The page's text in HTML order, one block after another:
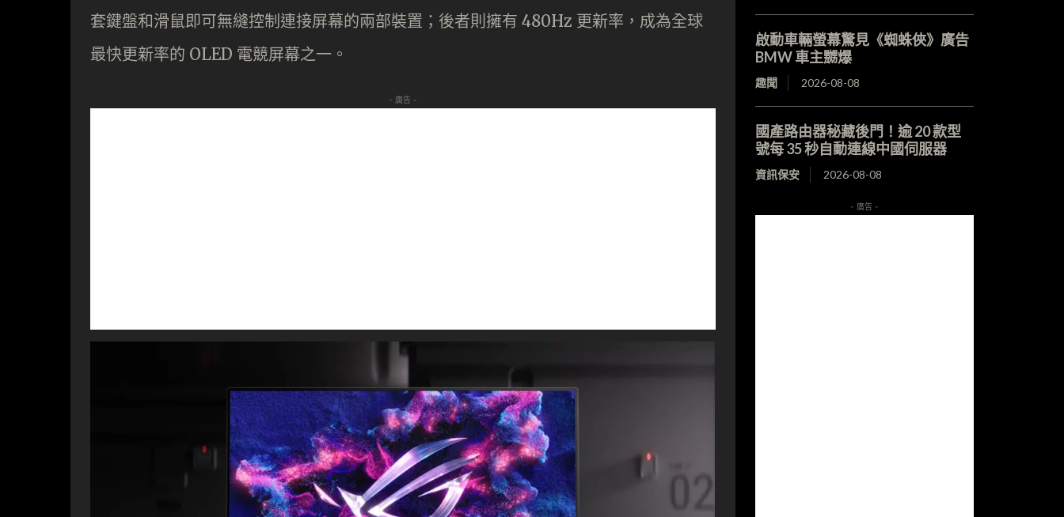
套鍵盤和滑鼠即可無縫控制連接屏幕的兩部裝置；後者則擁有 480Hz 更新率，成為全球
最快更新率的 OLED 電競屏幕之一。
- 廣告 -
啟動車輛螢幕驚見《蜘蛛俠》廣告
BMW 車主嬲爆
趣聞 2026-08-08
國產路由器秘藏後門！逾 20 款型
號每 35 秒自動連線中國伺服器
資訊保安 2026-08-08
- 廣告 -